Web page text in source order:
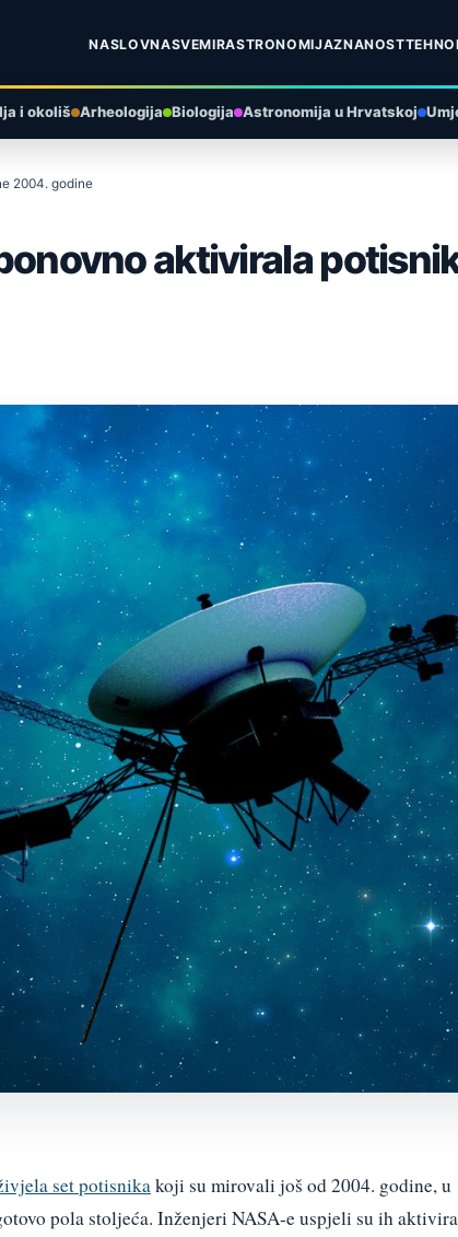
NASLOVNASVEMIRASTRONOMIJAZNANOST
i okoliš Arheologija Biologija Astronomija u Hrvatskoj
2004. godine
aktivirala
set potisnikakoji su mirovali još od 2004. godine, u
pola stoljeća. Inženjeri NASA-e uspjeli su ih